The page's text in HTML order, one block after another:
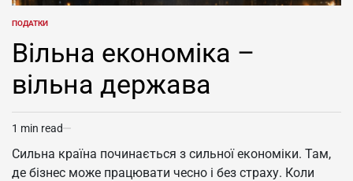
POSTED
ПОДАТКИ
Вільна економіка –
вільна держава
Estimated
read
time
1 min read
Сильна країна починається з сильної економіки. Там,
де бізнес може працювати чесно і без страху. Коли